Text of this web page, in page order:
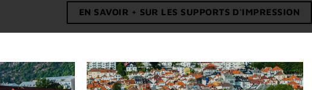
EN SAVOIR + SUR LES SUPPORTS D'IMPRESSION